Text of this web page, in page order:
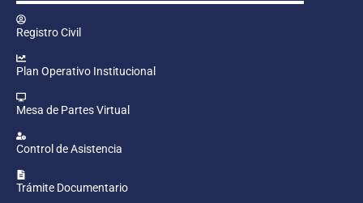
Registro Civil
Plan Operativo Institucional
Mesa de Partes Virtual
Control de Asistencia
Trámite Documentario